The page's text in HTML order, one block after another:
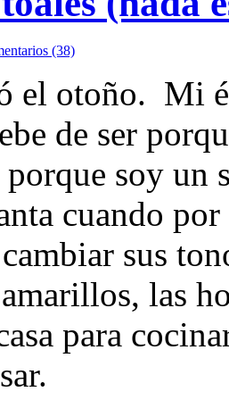
(38)
el otoño. Mi
de ser
porque soy
cuando
sus
las
para